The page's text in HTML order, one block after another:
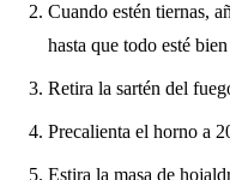
Cuando estén tiernas,
hasta que todo esté
Retira la sartén del
Precalienta el horno a
Estira la masa de